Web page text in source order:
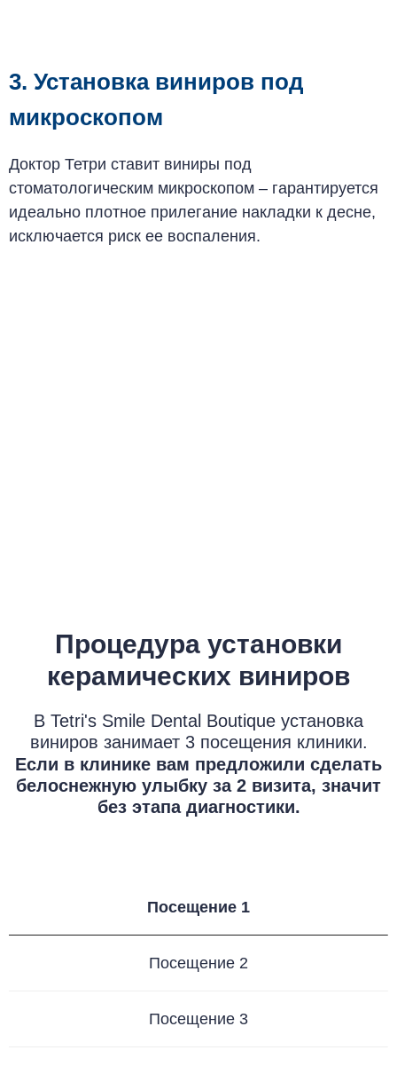
3. Установка виниров под
микроскопом
Доктор Тетри ставит виниры под
стоматологическим микроскопом – гарантируется
идеально плотное прилегание накладки к десне,
исключается риск ее воспаления.
Процедура установки
керамических виниров
В Tetri's Smile Dental Boutique установка
виниров занимает 3 посещения клиники.
Если в клинике вам предложили сделать
белоснежную улыбку за 2 визита, значит
без этапа диагностики.
Посещение 1
Посещение 2
Посещение 3